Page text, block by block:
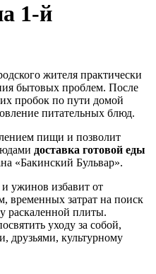
1-й
жителя практически
бытовых проблем. После
пробок по пути домой
питательных блюд.
пищи и позволит
доставка готовой еды
«Бакинский Бульвар».
и ужинов избавит от
временных затрат на поиск
раскаленной плиты.
уходу за собой,
друзьями, культурному